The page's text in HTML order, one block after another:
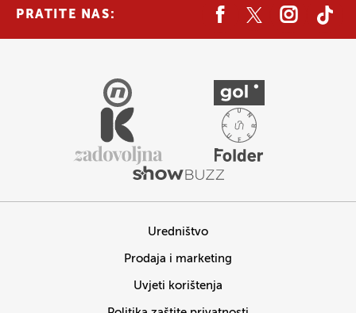
PRATITE NAS:
Uredništvo
Prodaja i marketing
Uvjeti korištenja